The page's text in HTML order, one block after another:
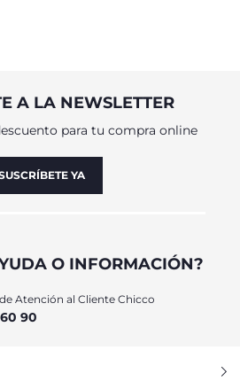
A LA NEWSLETTER
para tu compra online
YA
O INFORMACIÓN?
Atención al Cliente Chicco
90